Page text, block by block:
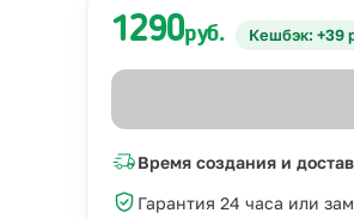
1290руб. Кешбэк: +39
Время создания и
Гарантия 24 часа или